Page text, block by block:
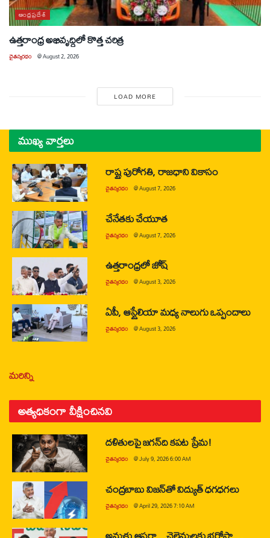
ఆంధ్రప్రదేశ్
ఉత్తరాంధ్ర అభివృద్ధిలో కొత్త చరిత్ర
చైతన్యరధం @August 2, 2026
LOAD MORE
ముఖ్య వార్తలు
రాష్ట్ర పురోగతి, రాజధాని వికాసం
చైతన్యరధం @August 7, 2026
చేనేతకు చేయూత
చైతన్యరధం @August 7, 2026
ఉత్తరాంధ్రలో జోష్
చైతన్యరధం @August 3, 2026
ఏపీ, ఆస్ట్రేలియా మధ్య నాలుగు ఒప్పందాలు
చైతన్యరధం @August 3, 2026
మరిన్ని
అత్యధికంగా వీక్షించినవి
దళితులపై జగన్‌ది కపట ప్రేమ!
చైతన్యరధం @July 9, 2026 6:00 AM
చంద్రబాబు విజన్‌తో విద్యుత్ ధగధగలు
చైతన్యరధం @April 29, 2026 7:10 AM